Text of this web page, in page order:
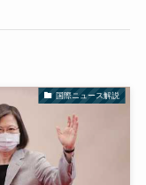
国際ニュース解説